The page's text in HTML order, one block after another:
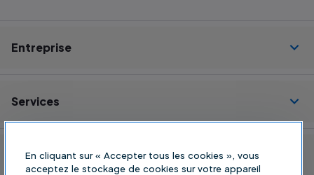
Entreprise
Services
Ressources
En cliquant sur « Accepter tous les cookies », vous
acceptez le stockage de cookies sur votre appareil